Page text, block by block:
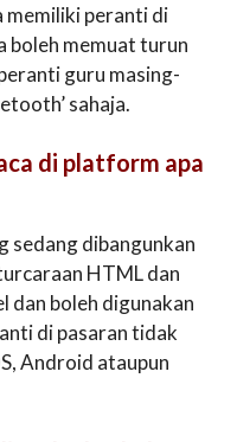
memiliki peranti di
boleh memuat turun
guru masing-
sahaja.
di platform apa
sedang dibangunkan
HTML dan
dan boleh digunakan
di pasaran tidak
Android ataupun